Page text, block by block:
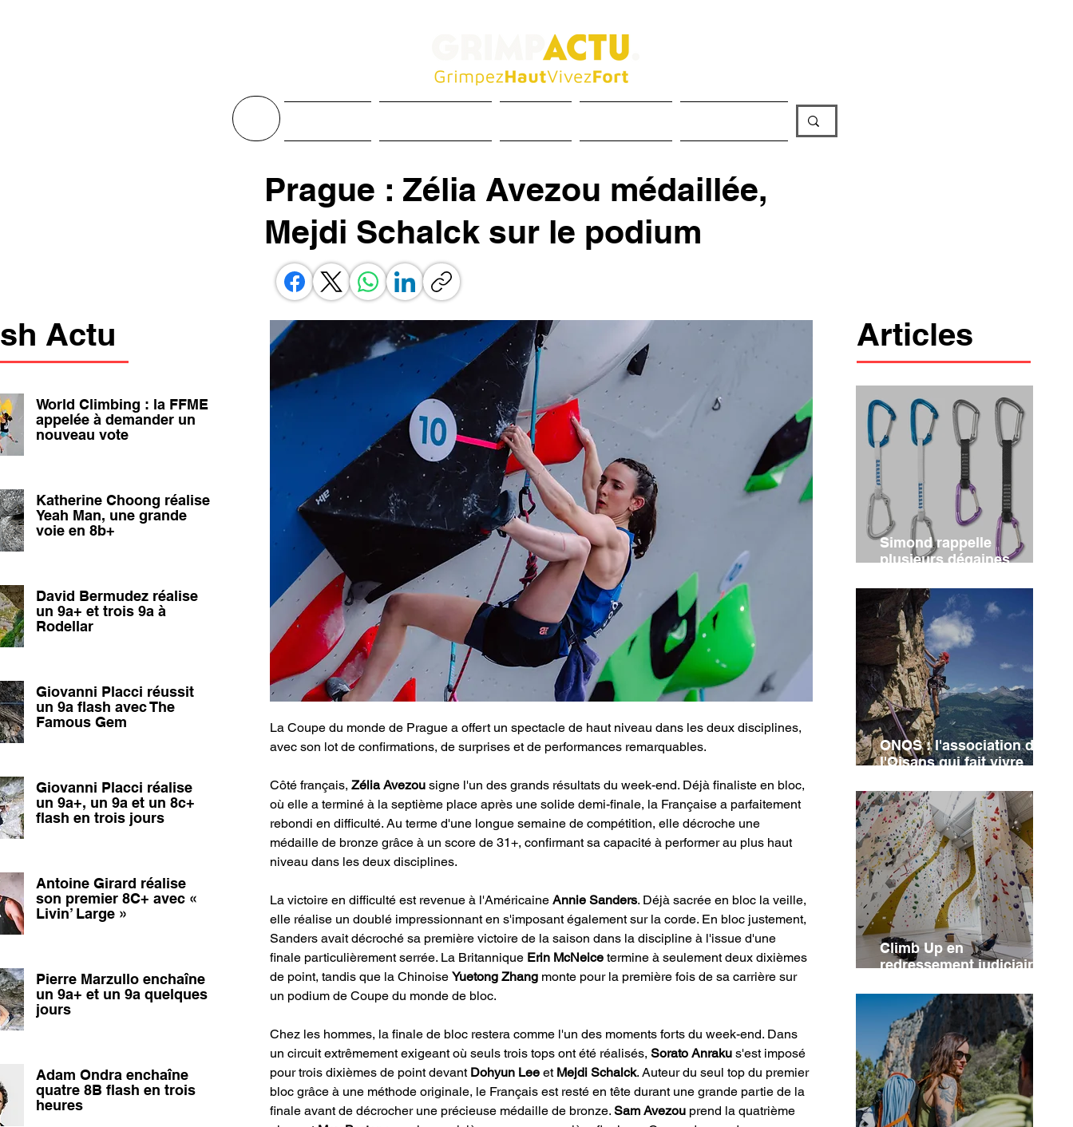
Prague : Zélia Avezou médaillée,
Mejdi Schalck sur le podium
Actu Articles
World Climbing : la FFME
appelée à demander un
nouveau vote
Katherine Choong réalise
Yeah Man, une grande
voie en 8b+
David Bermudez réalise
un 9a+ et trois 9a à
Rodellar
Giovanni Placci réussit
un 9a flash avec The
Famous Gem
Giovanni Placci réalise
un 9a+, un 9a et un 8c+
flash en trois jours
Antoine Girard réalise
son premier 8C+ avec «
Livin’ Large »
Pierre Marzullo enchaîne
un 9a+ et un 9a quelques
jours
Adam Ondra enchaîne
quatre 8B flash en trois
heures
Simond rappelle
plusieurs dégaines
VERTIKA
ONOS : l'association de
l'Oisans qui fait vivre
Cambon
Climb Up en
redressement judiciaire :
La Coupe du monde de Prague a offert un spectacle de haut niveau dans les deux disciplines,
avec son lot de confirmations, de surprises et de performances remarquables.
Côté français, Zélia Avezou signe l'un des grands résultats du week-end. Déjà finaliste en bloc,
où elle a terminé à la septième place après une solide demi-finale, la Française a parfaitement
rebondi en difficulté. Au terme d'une longue semaine de compétition, elle décroche une
médaille de bronze grâce à un score de 31+, confirmant sa capacité à performer au plus haut
niveau dans les deux disciplines.
La victoire en difficulté est revenue à l'Américaine Annie Sanders. Déjà sacrée en bloc la veille,
elle réalise un doublé impressionnant en s'imposant également sur la corde. En bloc justement,
Sanders avait décroché sa première victoire de la saison dans la discipline à l'issue d'une
finale particulièrement serrée. La Britannique Erin McNeice termine à seulement deux dixièmes
de point, tandis que la Chinoise Yuetong Zhang monte pour la première fois de sa carrière sur
un podium de Coupe du monde de bloc.
Chez les hommes, la finale de bloc restera comme l'un des moments forts du week-end. Dans
un circuit extrêmement exigeant où seuls trois tops ont été réalisés, Sorato Anraku s'est imposé
pour trois dixièmes de point devant Dohyun Lee et Mejdi Schalck. Auteur du seul top du premier
bloc grâce à une méthode originale, le Français est resté en tête durant une grande partie de la
finale avant de décrocher une précieuse médaille de bronze. Sam Avezou prend la quatrième